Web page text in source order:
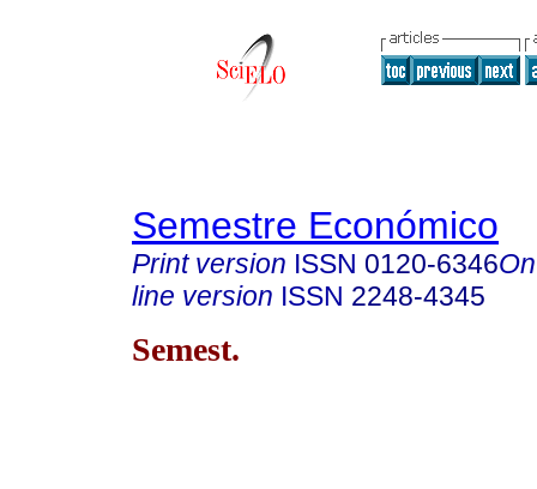
Semestre Económico
Print version ISSN 0120-6346
line version ISSN 2248-4345
Semest.